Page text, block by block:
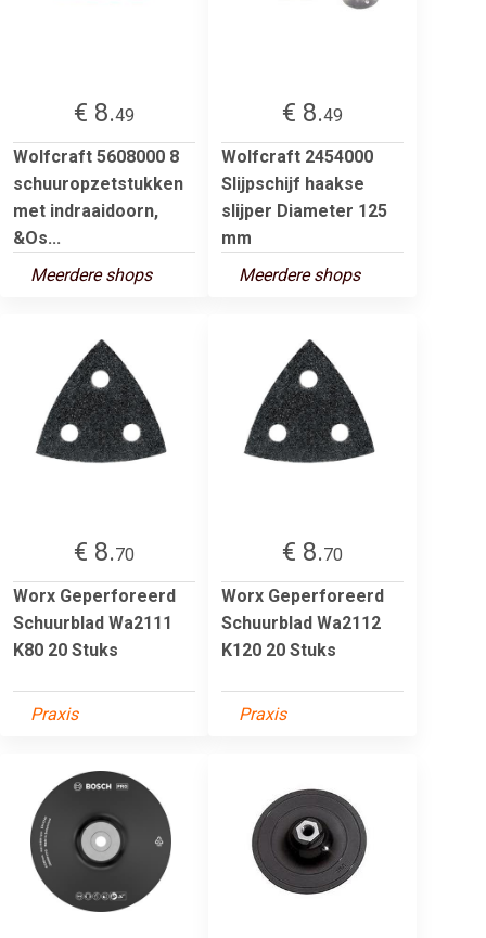
€ 8.49
Wolfcraft 5608000 8
schuuropzetstukken
met indraaidoorn,
&Os...
Meerdere shops
€ 8.49
Wolfcraft 2454000
Slijpschijf haakse
slijper Diameter 125
mm
Meerdere shops
€ 8.70
Worx Geperforeerd
Schuurblad Wa2111
K80 20 Stuks
Praxis
€ 8.70
Worx Geperforeerd
Schuurblad Wa2112
K120 20 Stuks
Praxis